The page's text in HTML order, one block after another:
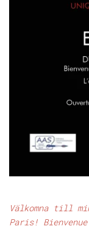
Välkomna till
Paris!